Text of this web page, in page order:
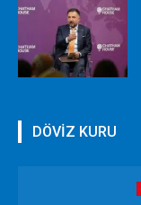
DÖVİZ KURU